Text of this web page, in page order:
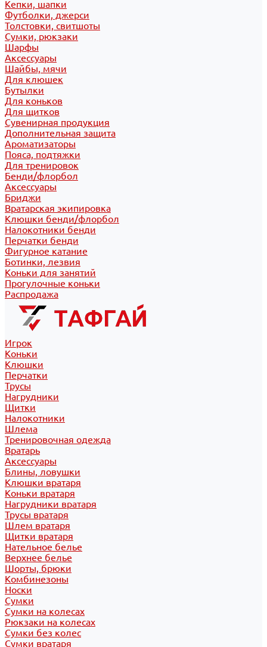
Кепки, шапки
Футболки, джерси
Толстовки, свитшоты
Сумки, рюкзаки
Шарфы
Аксессуары
Шайбы, мячи
Для клюшек
Бутылки
Для коньков
Для щитков
Сувенирная продукция
Дополнительная защита
Ароматизаторы
Пояса, подтяжки
Для тренировок
Бенди/флорбол
Аксессуары
Бриджи
Вратарская экипировка
Клюшки бенди/флорбол
Налокотники бенди
Перчатки бенди
Фигурное катание
Ботинки, лезвия
Коньки для занятий
Прогулочные коньки
Распродажа
Игрок
Коньки
Клюшки
Перчатки
Трусы
Нагрудники
Щитки
Налокотники
Шлема
Тренировочная одежда
Вратарь
Аксессуары
Блины, ловушки
Клюшки вратаря
Коньки вратаря
Нагрудники вратаря
Трусы вратаря
Шлем вратаря
Щитки вратаря
Нательное белье
Верхнее белье
Шорты, брюки
Комбинезоны
Носки
Сумки
Сумки на колесах
Рюкзаки на колесах
Сумки без колес
Сумки вратаря